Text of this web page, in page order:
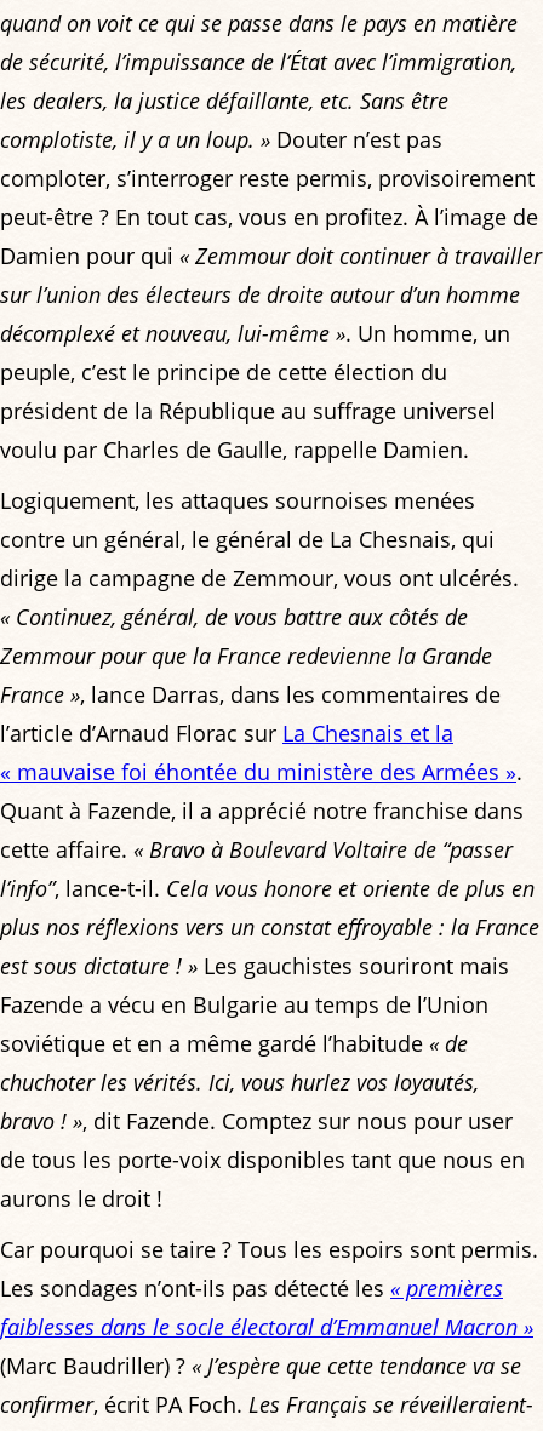
quand on voit ce qui se passe dans le pays en matière
de sécurité, l’impuissance de l’État avec l’immigration,
les dealers, la justice défaillante, etc. Sans être
complotiste, il y a un loup. » Douter n’est pas
comploter, s’interroger reste permis, provisoirement
peut-être ? En tout cas, vous en profitez. À l’image de
Damien pour qui « Zemmour doit continuer à travailler
sur l’union des électeurs de droite autour d’un homme
décomplexé et nouveau, lui-même ». Un homme, un
peuple, c’est le principe de cette élection du
président de la République au suffrage universel
voulu par Charles de Gaulle, rappelle Damien.
Logiquement, les attaques sournoises menées
contre un général, le général de La Chesnais, qui
dirige la campagne de Zemmour, vous ont ulcérés.
« Continuez, général, de vous battre aux côtés de
Zemmour pour que la France redevienne la Grande
France », lance Darras, dans les commentaires de
l’article d’Arnaud Florac sur La Chesnais et la
« mauvaise foi éhontée du ministère des Armées ».
Quant à Fazende, il a apprécié notre franchise dans
cette affaire. « Bravo à Boulevard Voltaire de “passer
l’info”, lance-t-il. Cela vous honore et oriente de plus en
plus nos réflexions vers un constat effroyable : la France
est sous dictature ! » Les gauchistes souriront mais
Fazende a vécu en Bulgarie au temps de l’Union
soviétique et en a même gardé l’habitude « de
chuchoter les vérités. Ici, vous hurlez vos loyautés,
bravo ! », dit Fazende. Comptez sur nous pour user
de tous les porte-voix disponibles tant que nous en
aurons le droit !
Car pourquoi se taire ? Tous les espoirs sont permis.
Les sondages n’ont-ils pas détecté les « premières
faiblesses dans le socle électoral d’Emmanuel Macron »
(Marc Baudriller) ? « J’espère que cette tendance va se
confirmer, écrit PA Foch. Les Français se réveilleraient-